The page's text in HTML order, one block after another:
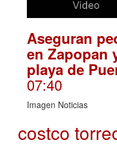
Aseguran
en Zapopan
playa de
07:40
Imagen Noticias
costco